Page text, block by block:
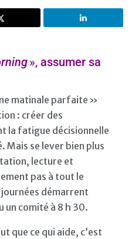
», assumer sa
matinale parfaite »
: créer des
la fatigue décisionnelle
se lever bien plus
lecture et
pas à tout le
démarrent
un comité à 8 h 30.
que ce qui aide, c’est